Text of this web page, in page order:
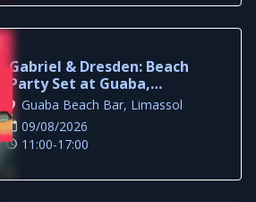
Gabriel & Dresden: Beach
Party Set at Guaba,
Limassol
Guaba Beach Bar, Limassol
09/08/2026
11:00-17:00